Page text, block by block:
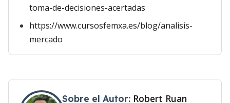
toma-de-decisiones-acertadas
https://www.cursosfemxa.es/blog/analisis-
mercado
Sobre el Autor: Robert Ruan